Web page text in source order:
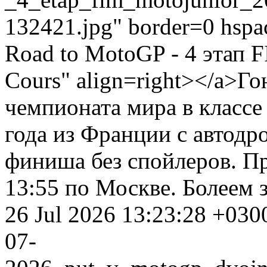
132421.jpg" border=0
Road to MotoGP - 4 этап
Cours" align=right></
чемпионата мира в
года из Франции с
финиша без спойлеров.
13:55 по Москве. Болеем
26 Jul 2026 13:23:28
07-